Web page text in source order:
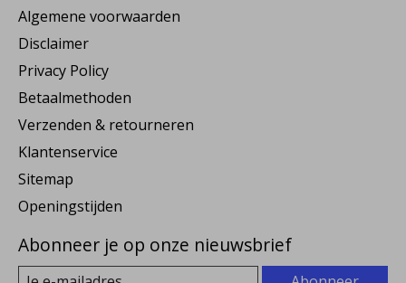
Algemene voorwaarden
Disclaimer
Privacy Policy
Betaalmethoden
Verzenden & retourneren
Klantenservice
Sitemap
Openingstijden
Abonneer je op onze nieuwsbrief